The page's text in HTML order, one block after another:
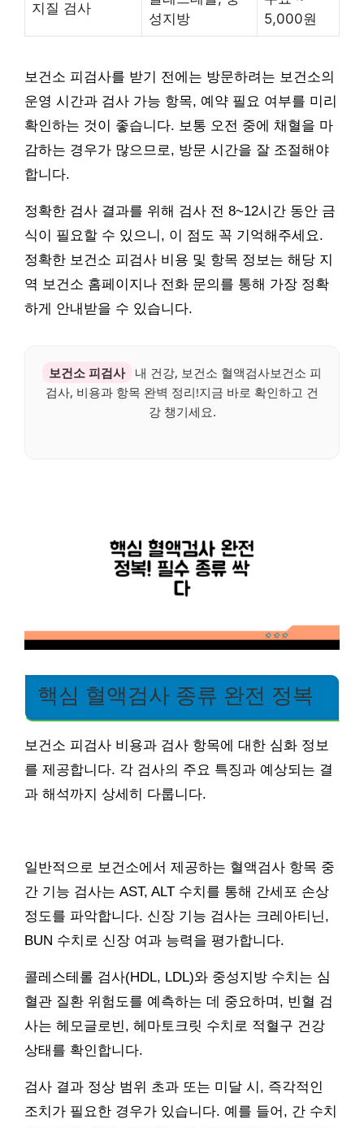
지질 검사
성지방
5,000원
보건소 피검사를 받기 전에는 방문하려는 보건소의
운영 시간과 검사 가능 항목, 예약 필요 여부를 미리
확인하는 것이 좋습니다. 보통 오전 중에 채혈을 마
감하는 경우가 많으므로, 방문 시간을 잘 조절해야
합니다.
정확한 검사 결과를 위해 검사 전 8~12시간 동안 금
식이 필요할 수 있으니, 이 점도 꼭 기억해주세요.
정확한 보건소 피검사 비용 및 항목 정보는 해당 지
역 보건소 홈페이지나 전화 문의를 통해 가장 정확
하게 안내받을 수 있습니다.
보건소 피검사
내 건강, 보건소 혈액검사보건소 피
검사, 비용과 항목 완벽 정리!지금 바로 확인하고 건
강 챙기세요.
핵심 혈액검사 종류 완전 정복
보건소 피검사 비용과 검사 항목에 대한 심화 정보
를 제공합니다. 각 검사의 주요 특징과 예상되는 결
과 해석까지 상세히 다룹니다.
일반적으로 보건소에서 제공하는 혈액검사 항목 중
간 기능 검사는 AST, ALT 수치를 통해 간세포 손상
정도를 파악합니다. 신장 기능 검사는 크레아티닌,
BUN 수치로 신장 여과 능력을 평가합니다.
콜레스테롤 검사(HDL, LDL)와 중성지방 수치는 심
혈관 질환 위험도를 예측하는 데 중요하며, 빈혈 검
사는 헤모글로빈, 헤마토크릿 수치로 적혈구 건강
상태를 확인합니다.
검사 결과 정상 범위 초과 또는 미달 시, 즉각적인
조치가 필요한 경우가 있습니다. 예를 들어, 간 수치